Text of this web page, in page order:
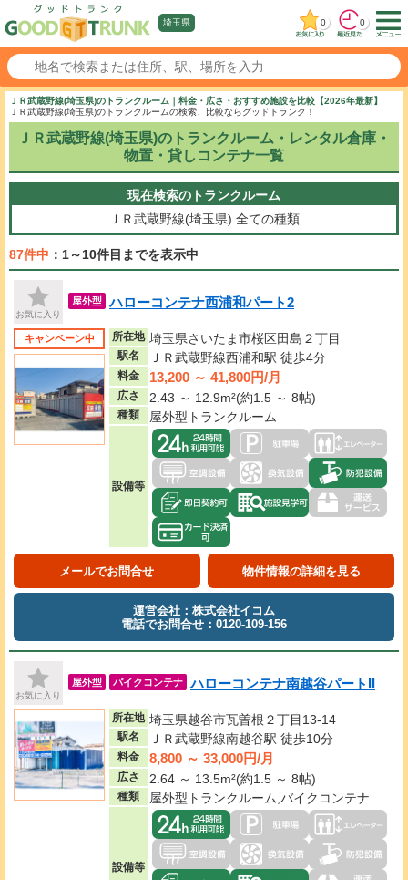
埼玉県 0 0
ＪＲ武蔵野線(埼玉県)のトランクルーム｜料金・広さ・おすすめ施設を比較【2026年最新】
ＪＲ武蔵野線(埼玉県)のトランクルームの検索、比較ならグッドトランク！
ＪＲ武蔵野線(埼玉県)のトランクルーム・レンタル倉庫・
物置・貸しコンテナ一覧
現在検索のトランクルーム
ＪＲ武蔵野線(埼玉県) 全ての種類
87件中 ：1～10件目までを表示中
お気に入り
屋外型 ハローコンテナ西浦和パート2
キャンペーン中 所在地 埼玉県さいたま市桜区田島２丁目
駅名 ＪＲ武蔵野線西浦和駅 徒歩4分
料金 13,200 ～ 41,800円/月
広さ 2.43 ～ 12.9m²(約1.5 ～ 8帖)
種類 屋外型トランクルーム
設備等
メールでお問合せ 物件情報の詳細を見る
運営会社：株式会社イコム
電話でお問合せ：0120-109-156
お気に入り
屋外型 バイクコンテナ ハローコンテナ南越谷パートII
所在地 埼玉県越谷市瓦曽根２丁目13-14
駅名 ＪＲ武蔵野線南越谷駅 徒歩10分
料金 8,800 ～ 33,000円/月
広さ 2.64 ～ 13.5m²(約1.5 ～ 8帖)
種類 屋外型トランクルーム,バイクコンテナ
設備等